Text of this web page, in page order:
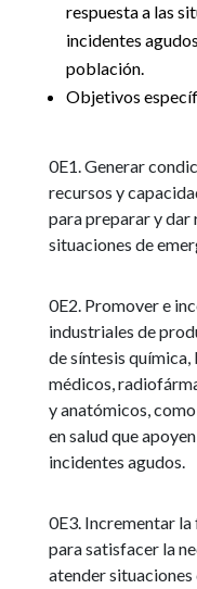
respuesta a las
incidentes
población.
Objetivos
0E1. Generar
recursos y
para preparar y dar
situaciones de
0E2. Promover e
industriales de
de síntesis
médicos,
y anatómicos,
en salud que
incidentes agudos.
0E3. Incrementar
para satisfacer la
atender situaciones